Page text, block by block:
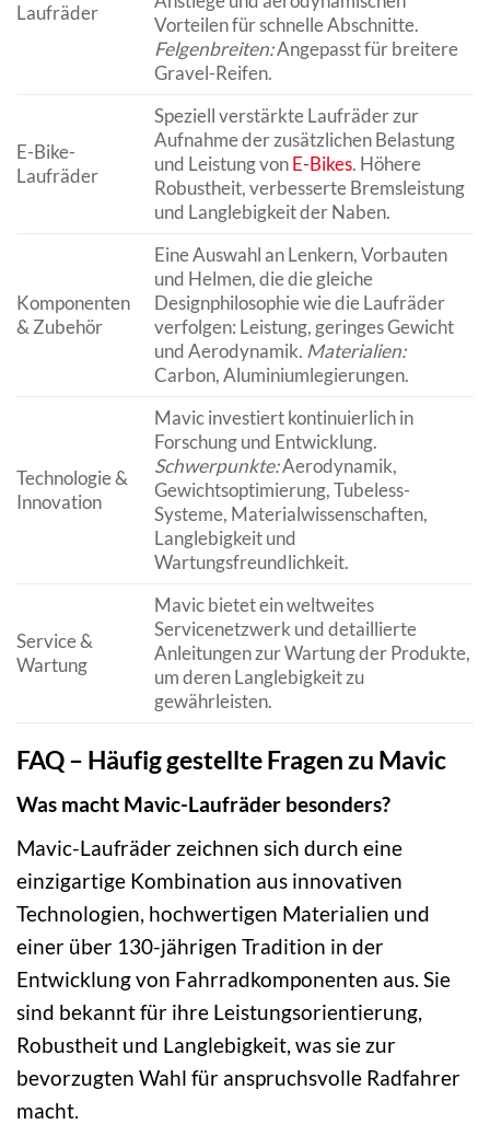
Laufräder
Vorteilen für schnelle Abschnitte.
Felgenbreiten:Angepasst für breitere
Gravel-Reifen.
E-Bike-
Laufräder
Speziell verstärkte Laufräder zur
Aufnahme der zusätzlichen Belastung
und Leistung vonE-Bikes. Höhere
Robustheit, verbesserte Bremsleistung
und Langlebigkeit der Naben.
Komponenten
& Zubehör
Eine Auswahl an Lenkern, Vorbauten
und Helmen, die die gleiche
Designphilosophie wie die Laufräder
verfolgen: Leistung, geringes Gewicht
und Aerodynamik. Materialien:
Carbon, Aluminiumlegierungen.
Technologie &
Innovation
Mavic investiert kontinuierlich in
Forschung und Entwicklung.
Schwerpunkte:Aerodynamik,
Gewichtsoptimierung, Tubeless-
Systeme, Materialwissenschaften,
Langlebigkeit und
Wartungsfreundlichkeit.
Service &
Wartung
Mavic bietet ein weltweites
Servicenetzwerk und detaillierte
Anleitungen zur Wartung der Produkte,
um deren Langlebigkeit zu
gewährleisten.
FAQ – Häufig gestellte Fragen zu Mavic
Was macht Mavic-Laufräder besonders?
Mavic-Laufräder zeichnen sich durch eine
einzigartige Kombination aus innovativen
Technologien, hochwertigen Materialien und
einer über 130-jährigen Tradition in der
Entwicklung von Fahrradkomponenten aus. Sie
sind bekannt für ihre Leistungsorientierung,
Robustheit und Langlebigkeit, was sie zur
bevorzugten Wahl für anspruchsvolle Radfahrer
macht.